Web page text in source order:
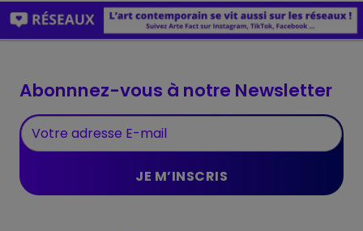
Abonnnez-vous à notre Newsletter